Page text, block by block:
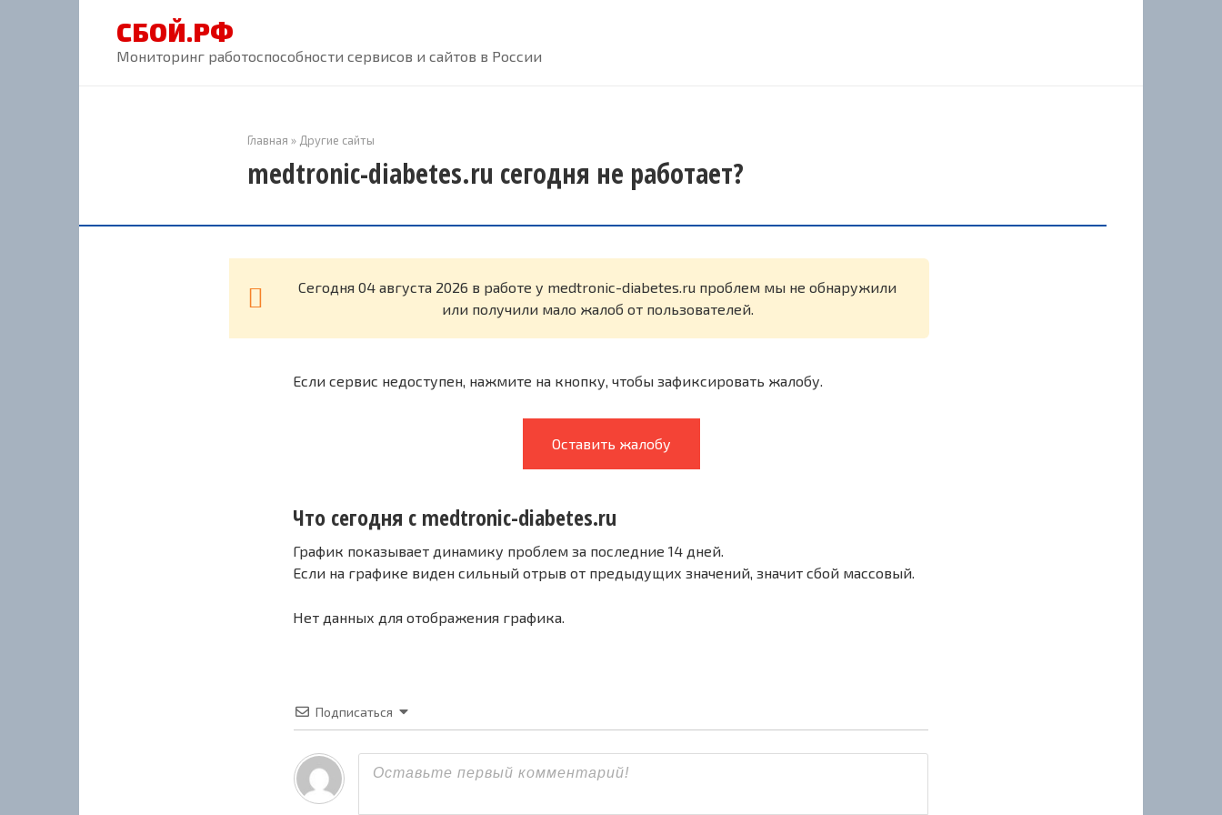
СБОЙ.РФ
Мониторинг работоспособности сервисов и сайтов в России
Главная » Другие сайты
medtronic-diabetes.ru сегодня не работает?
Cегодня 04 августа 2026 в работе у medtronic-diabetes.ru проблем мы не обнаружили
или получили мало жалоб от пользователей.
Если сервис недоступен, нажмите на кнопку, чтобы зафиксировать жалобу.
Оставить жалобу
Что сегодня с medtronic-diabetes.ru
График показывает динамику проблем за последние 14 дней.
Если на графике виден сильный отрыв от предыдущих значений, значит сбой массовый.
Нет данных для отображения графика.
Подписаться